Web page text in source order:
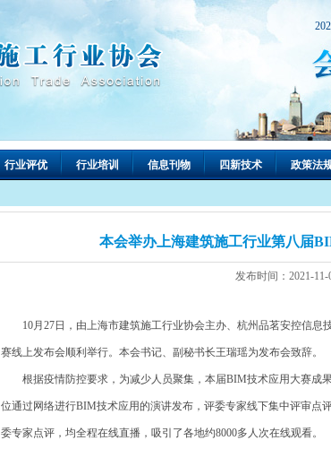
行业评优 行业培训 信息刊物 四新技术 政策法
本会举办上海建筑施工行业第八届
发布时间：2021-
10月27日，由上海市建筑施工行业协会主办、杭州品茗安控信息
赛线上发布会顺利举行。本会书记、副秘书长王瑞瑶为发布会致辞。
根据疫情防控要求，为减少人员聚集，本届BIM技术应用大赛成
位通过网络进行BIM技术应用的演讲发布，评委专家线下集中评审点
委专家点评，均全程在线直播，吸引了各地约8000多人次在线观看。